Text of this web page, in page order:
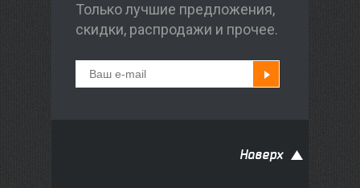
Только лучшие предложения,
скидки, распродажи и прочее.
Наверх